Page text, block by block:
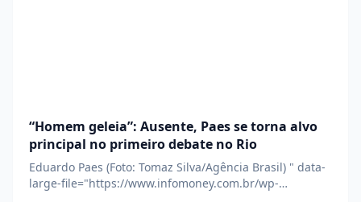
“Homem geleia”: Ausente, Paes se torna alvo
principal no primeiro debate no Rio
Eduardo Paes (Foto: Tomaz Silva/Agência Brasil) " data-
large-file="https://www.infomoney.com.br/wp-